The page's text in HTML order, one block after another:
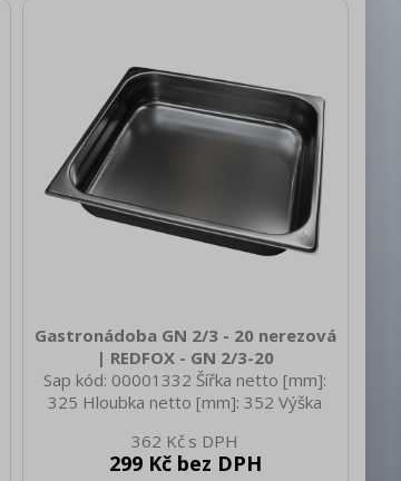
Gastronádoba GN 2/3 - 20 nerezová
| REDFOX - GN 2/3-20
Sap kód: 00001332 Šířka netto [mm]:
325 Hloubka netto [mm]: 352 Výška
0.64 Šířka brutto [mm]: 350 Hloubka
brutto [mm]: 540 Výška brutto [mm]:
362 Kč
299 Kč bez DPH